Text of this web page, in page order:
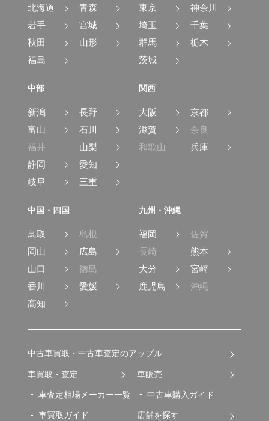
北海道
青森
岩手
宮城
秋田
山形
福島
東京
神奈川
埼玉
千葉
群馬
栃木
茨城
中部
新潟
長野
富山
石川
福井
山梨
静岡
愛知
岐阜
三重
関西
大阪
京都
滋賀
奈良
和歌山
兵庫
中国・四国
鳥取
島根
岡山
広島
山口
徳島
香川
愛媛
高知
九州・沖縄
福岡
佐賀
長崎
熊本
大分
宮崎
鹿児島
沖縄
中古車買取・中古車査定のアップル
車買取・査定
車査定相場メーカー一覧
車買取ガイド
車販売
中古車購入ガイド
店舗を探す